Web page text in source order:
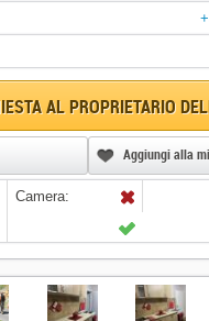
AL PROPRIETARIO
Aggiungi alla
Camera: